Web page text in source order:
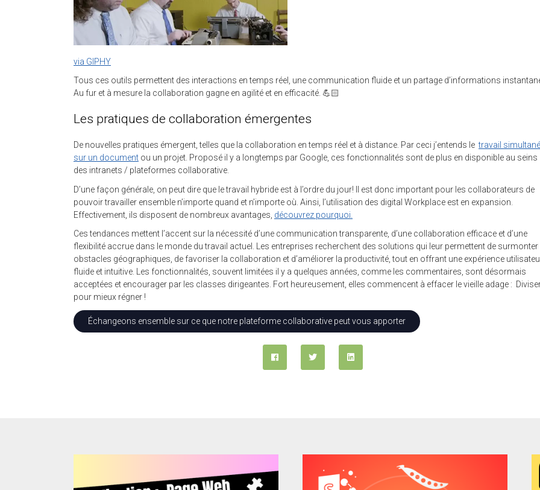
via GIPHY
Tous ces outils permettent des interactions en temps réel, une communication fluide et un partage d’informations
Au fur et à mesure la collaboration gagne en agilité et en efficacité. 💪🏻
Les pratiques de collaboration émergentes
De nouvelles pratiques émergent, telles que la collaboration en temps réel et à distance. Par ceci j’entends letravail simultané
sur un document ou un projet. Proposé il y a longtemps par Google, ces fonctionnalités sont de plus en disponible au seins
des intranets / plateformes collaborative.
D’une façon générale, on peut dire que letravail hybride est à l’ordre du jour! Il est donc important pour les collaborateurs de
pouvoir travailler ensemble n’importe quand et n’importe où. Ainsi, l’utilisation des digital Workplace est en expansion.
Effectivement, ils disposent de nombreux avantages, découvrez pourquoi.
Ces tendances mettent l’accent sur la nécessité d’une communication transparente, d’une collaboration efficace et d’une
flexibilité accrue dans le monde du travail actuel. Les entreprises recherchent des solutions qui leur permettent de surmonter
obstacles géographiques, de favoriser la collaboration et d’améliorer la productivité, tout en offrant une expérience
fluide et intuitive. Les fonctionnalités, souvent limitées il y a quelques années, comme les commentaires, sont désormais
acceptées et encourager par les classes dirigeantes. Fort heureusement, elles commencent à effacer le vieille adage :
pour mieux régner !
Échangeons ensemble sur ce que notre plateforme collaborative peut vous apporter